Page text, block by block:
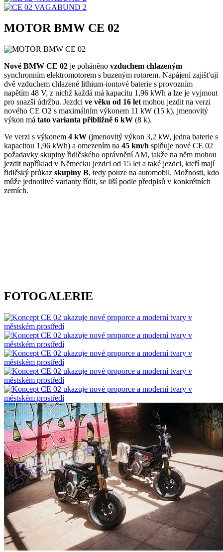
MOTOR BMW CE 02
Nové BMW CE 02 je poháněno vzduchem chlazeným
synchronním elektromotorem s buzeným rotorem. Napájení zajišťují
dvě vzduchem chlazené lithium-iontové baterie s provozním
napětím 48 V, z nichž každá má kapacitu 1,96 kWh a lze je vyjmout
pro snazší údržbu. Jezdci ve věku od 16 let mohou jezdit na verzi
nového CE O2 s maximálním výkonem 11 kW (15 k), jmenovitý
výkon má tato varianta přibližně 6 kW (8 k).
Ve verzi s výkonem 4 kW (jmenovitý výkon 3,2 kW, jedna baterie s
kapacitou 1,96 kWh) a omezením na 45 km/h splňuje nové CE 02
požadavky skupiny řidičského oprávnění AM, takže na něm mohou
jezdit například v Německu jezdci od 15 let a také jezdci, kteří mají
řidičský průkaz skupiny B, tedy pouze na automobil. Možnosti, kdo
může jednotlivé varianty řídit, se liší podle předpisů v konkrétních
zemích.
FOTOGALERIE